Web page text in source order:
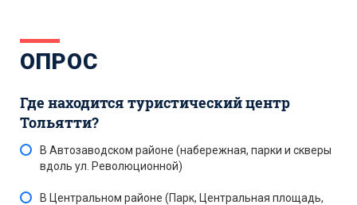
ОПРОС
Где находится туристический центр
Тольятти?
В Автозаводском районе (набережная, парки и скверы
вдоль ул. Революционной)
В Центральном районе (Парк, Центральная площадь,